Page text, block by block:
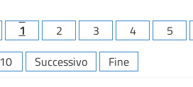
1 2 3 4
5
10 Successivo Fine